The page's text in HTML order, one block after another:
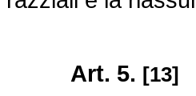
Art. 5. [13]